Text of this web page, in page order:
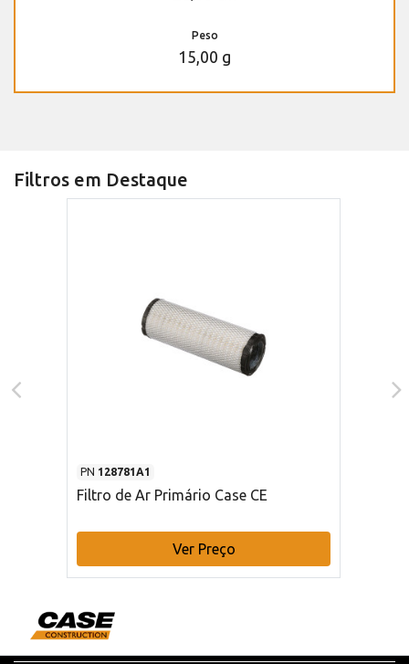
Peso
15,00 g
Filtros em Destaque
PN 128781A1
Filtro de Ar Primário Case CE
Ver Preço